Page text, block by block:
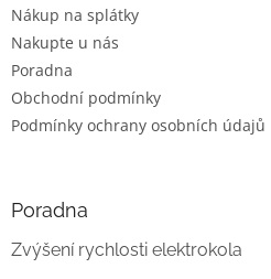
Nákup na splátky
Nakupte u nás
Poradna
Obchodní podmínky
Podmínky ochrany osobních údajů
Poradna
Zvýšení rychlosti elektrokola